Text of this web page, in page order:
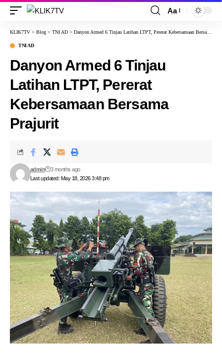
Aa
KLIK7TV > Blog > TNI AD > Danyon Armed 6 Tinjau Latihan LTPT, Pererat Kebersamaan Bersama Prajurit
TNI AD
Danyon Armed 6 Tinjau
Latihan LTPT, Pererat
Kebersamaan Bersama
Prajurit
Last updated: May 18, 2026 3:48 pm
admin 3 months ago